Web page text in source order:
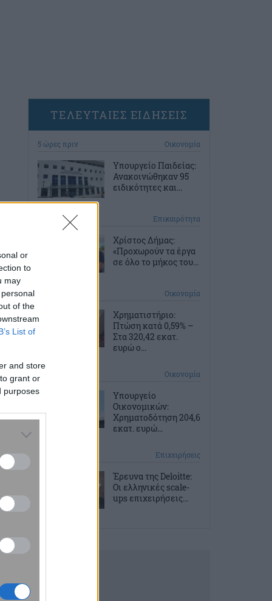
or
to
may
of the
List of
and store
grant or
purposes
ΤΕΛΕΥΤΑΙΕΣ ΕΙΔΗΣΕΙΣ
5 ώρες πριν Οικονομία
Υπουργείο Παιδείας:
Ανακοινώθηκαν 95
ειδικότητες και...
5 ώρες πριν Επικαιρότητα
Χρίστος Δήμας:
«Προχωρούν τα έργα
σε όλο το μήκος του...
Οικονομία
Χρηματιστήριο:
Πτώση κατά 0,59% –
Στα 320,42 εκατ.
ευρώ ο...
Οικονομία
Υπουργείο
Οικονομικών:
Χρηματοδότηση 204,6
εκατ. ευρώ...
Επιχειρήσεις
Έρευνα της Deloitte:
Οι ελληνικές scale-
ups επιχειρήσεις...